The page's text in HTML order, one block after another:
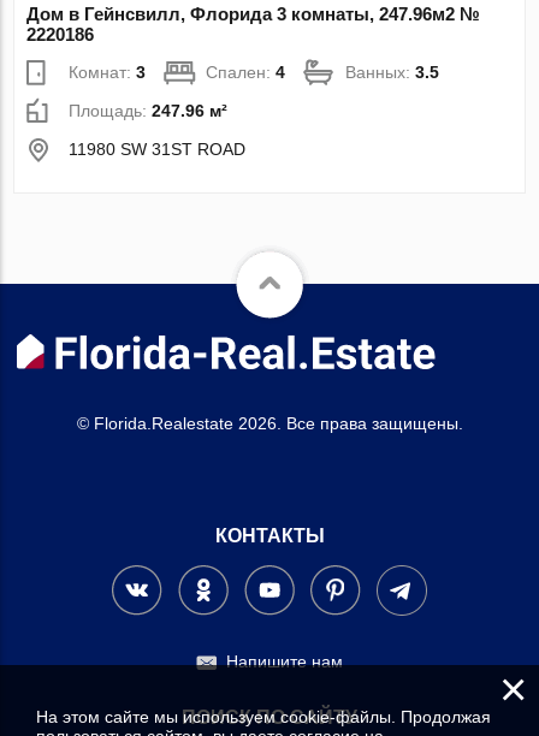
Дом в Гейнсвилл, Флорида 3 комнаты, 247.96м2 №
2220186
Комнат:3 Спален:4 Ванных:3.5
Площадь:247.96 м²
11980 SW 31ST ROAD
© Florida.Realestate 2026. Все права защищены.
КОНТАКТЫ
Напишите нам
ПОИСК ПО САЙТУ
×
На этом сайте мы используем cookie-файлы. Продолжая